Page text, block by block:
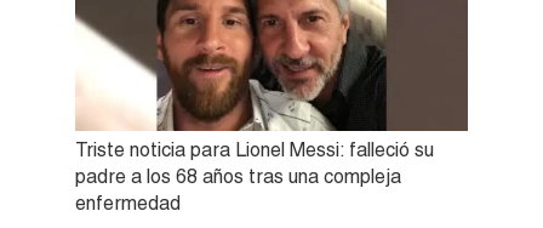
Triste noticia para Lionel Messi: falleció su
padre a los 68 años tras una compleja
enfermedad